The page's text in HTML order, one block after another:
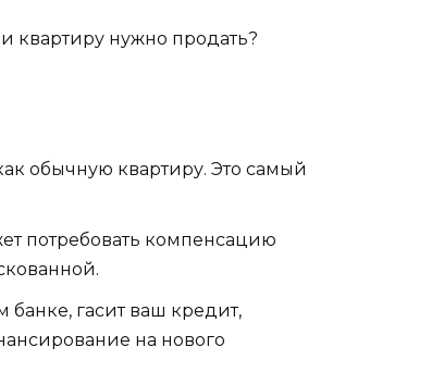
квартиру нужно продать?
обычную квартиру. Это самый
потребовать компенсацию
банке, гасит ваш кредит,
на нового